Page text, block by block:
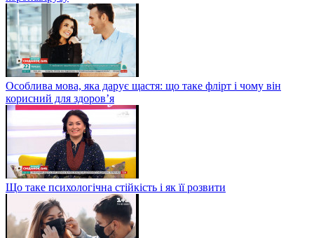
Особлива мова, яка дарує щастя: що таке флірт і чому він
корисний для здоров’я
Що таке психологічна стійкість і як її розвити